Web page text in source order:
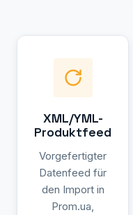
XML/YML-
Produktfeed
Vorgefertigter
Datenfeed für
den Import in
Prom.ua,